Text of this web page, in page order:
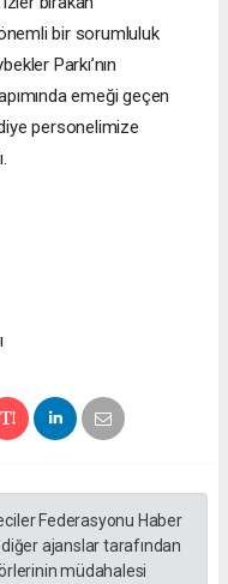
bir sorumluluk
Parkı’nın
emeği geçen
personelimize
Federasyonu Haber
ajanslar tarafından
müdahalesi